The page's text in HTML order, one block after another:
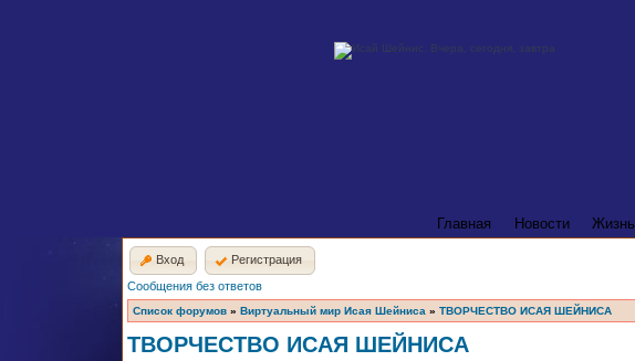
Главная Новости Жизнь
Вход Регистрация
Сообщения без ответов
Список форумов » Виртуальный мир Исая Шейниса » ТВОРЧЕСТВО ИСАЯ ШЕЙНИСА
ТВОРЧЕСТВО ИСАЯ ШЕЙНИСА